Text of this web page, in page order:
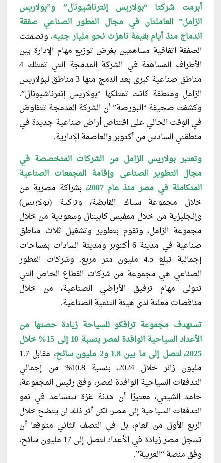
أبرمت شركتا “بولاريس إنترناشيونال” و”بولاريس
الزامل” العاملتان في مجال المطور الصناعي صفقة
اندماج منذ أيام بقيمة ناهزت نحو مليار جنيه. وتضمنت
الصفقة اتفاقية مساهمين بغرض توزيع مهام الإدارة بين
الأطراف المساهمة في الشركة المدمجة التي تمتلك 4
مناطق صناعية كبرى بعد الدمج منها 3 مناطق لبولاريس
الزامل ومنطقة كانت تمتلكها “بولاريس إنترناشيونال”.
وكشفت صحيفة “البورصة” أن الشركة المدمجة تتفاوض
في الوقت الحالي على اقتناص أراض صناعية جديدة في
منطقتي السادس من أكتوبر والعاصمة الإدارية.
وتعتبر بولاريس الزامل من الشركات المتخصصة في
مجال التطوير الصناعى وإقامة المجمعات الصناعية
المتكاملة في مصر منذ عام 2007،
بشراكة مصرية من
خلال مجموعة سياك القابضة، وتركية (بولاريس)
وإنجليزية من خلال ممفيس كابيتال وسعودية من خلال
مجموعة الزامل، وتقوم بتطوير وتشغيل ثلاث مناطق
صناعية في مدينة 6 أكتوبر ومدينة السادات بمساحات
إجمالية تبلغ 4.5 مليون متر مربع. وشركات المطور
الصناعي هي مجموعة من شركات القطاع الخاص التي
تتولى مهام ترفيق الأراضي الصناعية، من خلال
مناقصات معلنة لدى هيئة التنمية الصناعية.
تستهدف مجموعة ترافكو للسياحة زيادة حصتها من
الأعداد السياحية الوافدة لمصر بنسبة 10 إلى 15% خلال
2025، لتصل إلى ما بين 1.8 و2 مليون سائح،
مقابل 1.7
مليون زائر خلال 2024، بنسبة 10.8% من إجمالي
التدفقات السياحية الوافدة لمصر، وفق رئيس المجموعة،
حامد الشيتي، معتبرًا أن هدنة غزة ستساعد في نمو
التدفقات السياحية إلى مصر، لكن أثر ذلك لن يتضح خلال
الربع الأول من العام، بل في النصف الثاني متوقعا أن
تسجل مصر زيادة في الأعداد لتصل إلى 17 مليون سائح،
وفق منصة “العربية”.